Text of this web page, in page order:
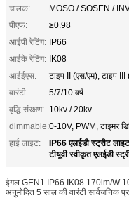
चालक:
MOSO / SOSEN /
पीएफ:
≥0.98
आईपी रेटिंग: IP66
आईके रेटिंग: IK08
आईईएस:
टाइप II (एस/एम), टाइप III
वारंटी:
5/7/10 वर्ष
वृद्धि संरक्षण: 10kv / 20kv
dimmable:0-10V, PWM, टाइमर
हाई लाइट:
IP66 एलईडी स्ट्रीट लाइट
टीयूवी स्वीकृत एलईडी
ईगल GEN1 IP66 IK08 170lm/W
अनुमोदित 5 साल की वारंटी सार्वजनिक